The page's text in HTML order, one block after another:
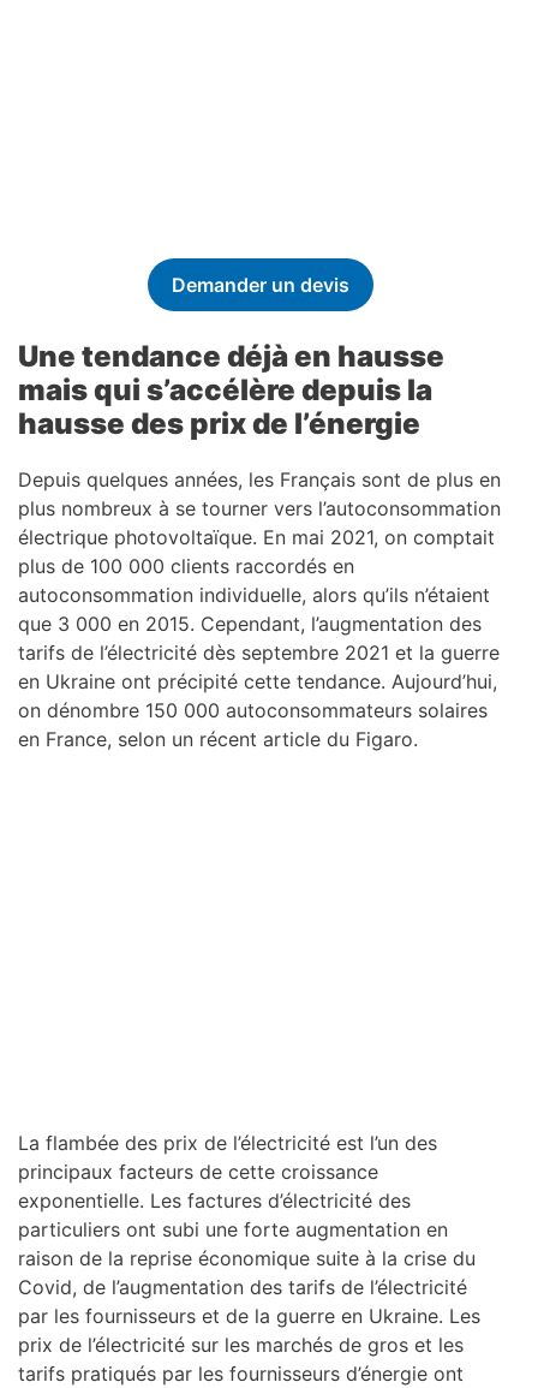
Demander un devis
Une tendance déjà en hausse
mais qui s’accélère depuis la
hausse des prix de l’énergie
Depuis quelques années, les Français sont de plus en
plus nombreux à se tourner vers l’autoconsommation
électrique photovoltaïque. En mai 2021, on comptait
plus de 100 000 clients raccordés en
autoconsommation individuelle, alors qu’ils n’étaient
que 3 000 en 2015. Cependant, l’augmentation des
tarifs de l’électricité dès septembre 2021 et la guerre
en Ukraine ont précipité cette tendance. Aujourd’hui,
on dénombre 150 000 autoconsommateurs solaires
en France, selon un récent article du Figaro.
La flambée des prix de l’électricité est l’un des
principaux facteurs de cette croissance
exponentielle. Les factures d’électricité des
particuliers ont subi une forte augmentation en
raison de la reprise économique suite à la crise du
Covid, de l’augmentation des tarifs de l’électricité
par les fournisseurs et de la guerre en Ukraine. Les
prix de l’électricité sur les marchés de gros et les
tarifs pratiqués par les fournisseurs d’énergie ont